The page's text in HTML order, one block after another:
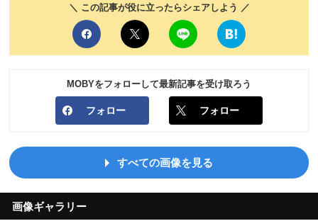
＼ この記事が役に立ったらシェアしよう ／
MOBYをフォローして最新記事を受け取ろう
フォロー フォロー
すべての画像を見る
画像ギャラリー